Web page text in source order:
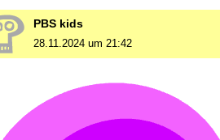
PBS kids
28.11.2024 um 21:42